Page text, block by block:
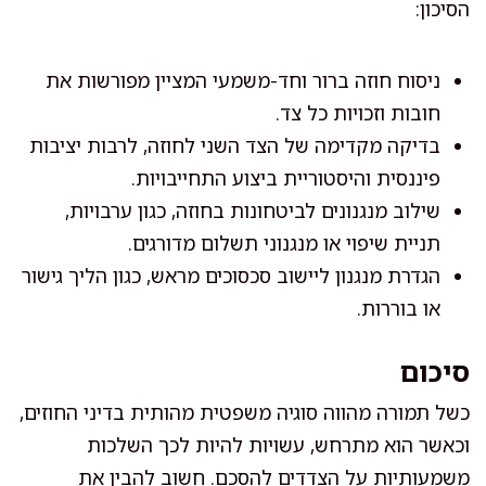
הסיכון:
ניסוח חוזה ברור וחד-משמעי המציין מפורשות את
חובות וזכויות כל צד.
בדיקה מקדימה של הצד השני לחוזה, לרבות יציבות
פיננסית והיסטוריית ביצוע התחייבויות.
שילוב מנגנונים לביטחונות בחוזה, כגון ערבויות,
תניית שיפוי או מנגנוני תשלום מדורגים.
הגדרת מנגנון ליישוב סכסוכים מראש, כגון הליך גישור
או בוררות.
סיכום
כשל תמורה מהווה סוגיה משפטית מהותית בדיני החוזים,
וכאשר הוא מתרחש, עשויות להיות לכך השלכות
משמעותיות על הצדדים להסכם. חשוב להבין את